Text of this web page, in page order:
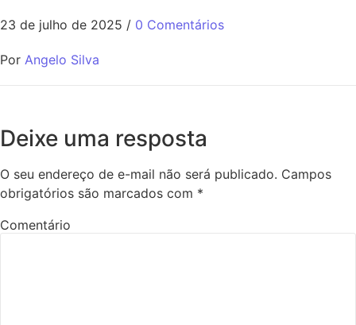
23 de julho de 2025 / 0 Comentários
Por Angelo Silva
Deixe uma resposta
O seu endereço de e-mail não será publicado. Campos
obrigatórios são marcados com *
Comentário